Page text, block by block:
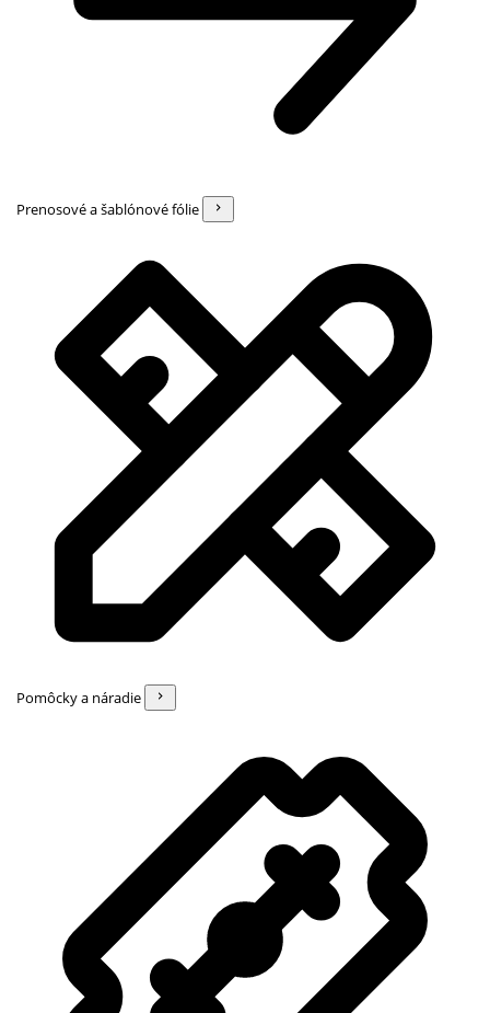
Prenosové a šablónové fólie
Pomôcky a náradie